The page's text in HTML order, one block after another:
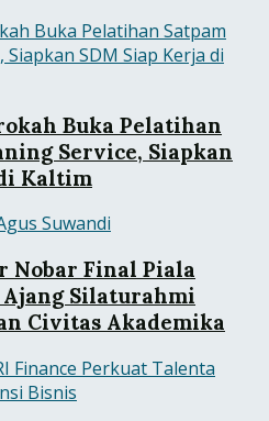
Buka Pelatihan
Service, Siapkan
Kaltim
Nobar Final Piala
Ajang Silaturahmi
Civitas Akademika